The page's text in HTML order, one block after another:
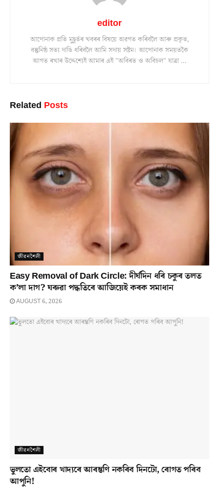
editor
আপোনাক প্ৰতি মুহূৰ্তৰ খবৰৰ বিষয়ে অৱগত কৰিবলৈ আৰু প্ৰকৃত,
বস্তুনিষ্ঠ সত্য দাঙি ধৰিবলৈ আমি সদায় সষ্টম। আপোনাক সময়তকৈ
আগত ৰখাৰ উদ্দেশ্যেই আমাৰ এই "অবিৰত ও অবিচল" যাত্ৰা ...
Related Posts
জীৱনশৈলী
Easy Removal of Dark Circle: দীৰ্ঘদিন ধৰি চকুৰ তলত
ক’লা দাগ? ঘৰুৱা পদ্ধতিৰে আজিয়েই কৰক সমাধান
AUGUST 6, 2026
জীৱনশৈলী
ভুলতো এইবোৰ খাদ্যৰে আৰম্ভণি নকৰিব দিনটো, ৰোগত পৰিব
আপুনি!